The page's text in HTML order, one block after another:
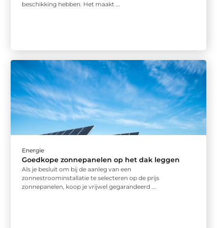
beschikking hebben. Het maakt ...
Energie
Goedkope zonnepanelen op het dak leggen
Als je besluit om bij de aanleg van een
zonnestroominstallatie te selecteren op de prijs
zonnepanelen, koop je vrijwel gegarandeerd ...